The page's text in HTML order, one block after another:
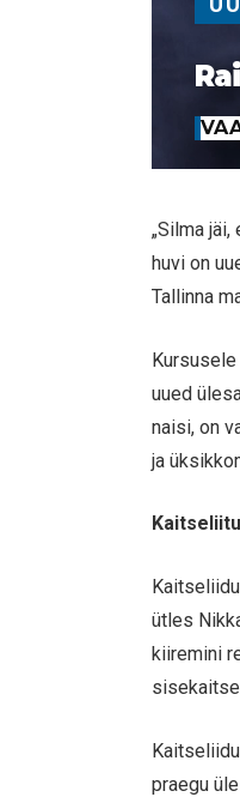
„Silma
huvi on
Tallinna
uued
naisi, on
ja
ütles
kiiremini
praegu